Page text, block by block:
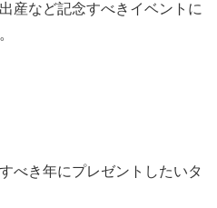
産など記念すべきイベントに
べき年にプレゼントしたいタ